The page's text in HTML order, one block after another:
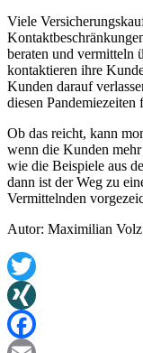
Viele
beraten und vermitteln
kontaktieren ihre
Kunden darauf
diesen
Ob das reicht, kann
wenn die Kunden
wie die Beispiele aus
dann ist der Weg zu
Vermittelnden
Autor: Maximilian Volz
Twitter
XING